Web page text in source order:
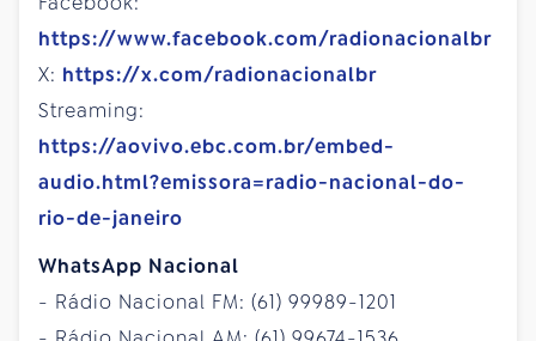
https://www.facebook.com/radionacionalbr
X: https://x.com/radionacionalbr
Streaming:
https://aovivo.ebc.com.br/embed-
audio.html?emissora=radio-nacional-do-
rio-de-janeiro
WhatsApp Nacional
- Rádio Nacional FM: (61) 99989-1201